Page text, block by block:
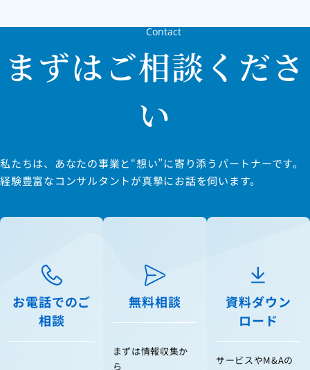
Contact
まずはご相談くださ
い
私たちは、あなたの事業と“想い”に寄り添うパートナーです。
経験豊富なコンサルタントが真摯にお話を伺います。
お電話でのご
相談
無料相談
まずは情報収集か
ら
資料ダウン
ロード
サービスやM&Aの